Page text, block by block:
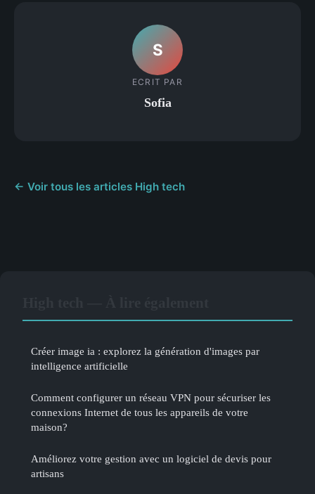
S
ECRIT PAR
Sofia
← Voir tous les articles High tech
Créer image ia : explorez la génération d'images par
intelligence artificielle
Comment configurer un réseau VPN pour sécuriser les
connexions Internet de tous les appareils de votre
maison?
Améliorez votre gestion avec un logiciel de devis pour
artisans